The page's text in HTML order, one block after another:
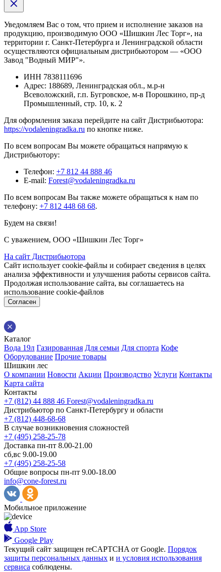
Уведомляем Вас о том, что прием и исполнение заказов на
продукцию, производимую ООО «Шишкин Лес Торг», на
территории г. Санкт-Петербурга и Ленинградской области
осуществляются официальным дистрибьютором — «ООО
Завод "Водный МИР"».
ИНН 7838111696
Адрес: 188689, Ленинградская обл., м.р-н
Всеволожский, г.п. Бугровское, м-в Порошкино, пр-д
Промышленный, стр. 10, к. 2
Для оформления заказа перейдите на сайт Дистрибьютора:
https://vodaleningradka.ru по кнопке ниже.
По всем вопросам Вы можете обращаться напрямую к
Дистрибьютору:
Телефон: +7 812 44 888 46
E-mail: Forest@vodaleningradka.ru
По всем вопросам Вы также можете обращаться к нам по
телефону: +7 812 448 68 68.
Будем на связи!
С уважением, ООО «Шишкин Лес Торг»
На сайт Дистрибьютора
Сайт использует cookie-файлы и собирает сведения в целях
анализа эффективности и улучшения работы сервисов сайта.
Продолжая использование сайта, вы соглашаетесь на
использование cookie-файлов
Согласен
Каталог
Вода 19л Газированная Для семьи Для спорта Кофе
Оборудование Прочие товары
Шишкин лес
О компании Новости Акции Производство Услуги Контакты
Карта сайта
Контакты
+7 (812) 44 888 46 Forest@vodaleningradka.ru
Дистрибьютор по Санкт-Петербургу и области
+7 (812) 448-68-68
В случае возникновения сложностей
+7 (495) 258-25-78
Доставка пн-пт 8.00-21.00
сб,вс 9.00-19.00
+7 (495) 258-25-58
Общие вопросы пн-пт 9.00-18.00
info@cone-forest.ru
Мобильное приложение
App Store
Google Play
Текущий сайт защищен reCAPTCHA от Google. Порядок
защиты персональных данных и и условия использования
сервиса соблюдены.